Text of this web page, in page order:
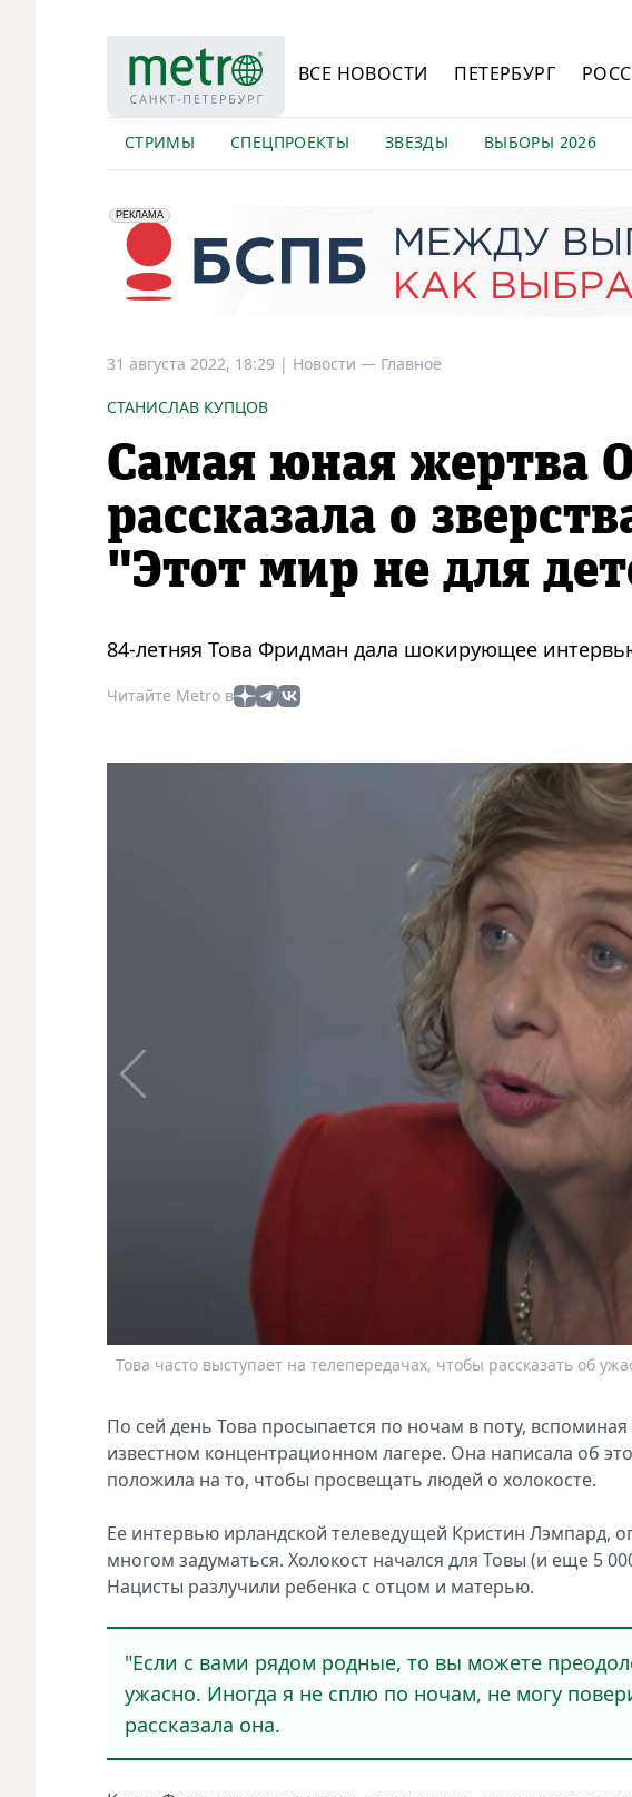
ВСЕ НОВОСТИ ПЕТЕРБУРГ
СТРИМЫ СПЕЦПРОЕКТЫ ЗВЕЗДЫ ВЫБОРЫ 2026
erid: 2VfnxyFybV5
РЕКЛАМА
ПАО "Банк "Санкт-Петербург", ИНН: 7831000027
31 августа 2022, 18:29 | Новости — Главное
СТАНИСЛАВ КУПЦОВ
Самая юная жертва
рассказала о
"Этот мир не для
84-летняя Това Фридман дала шокирующее
Читайте Metro в
Това часто выступает на телепередачах, чтобы рассказать об
По сей день Това просыпается по ночам в поту,
известном концентрационном лагере. Она написала об
положила на то, чтобы просвещать людей о холокосте.
Ее интервью ирландской телеведущей Кристин Лэмпард,
многом задуматься. Холокост начался для Товы (и еще 5
Нацисты разлучили ребенка с отцом и матерью.
"Если с вами рядом родные, то вы можете
ужасно. Иногда я не сплю по ночам, не могу
рассказала она.